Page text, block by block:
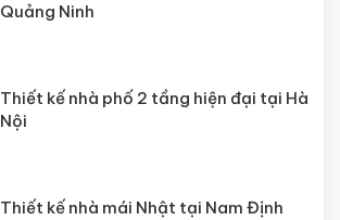
Quảng Ninh
Thiết kế nhà phố 2 tầng hiện đại tại Hà
Nội
Thiết kế nhà mái Nhật tại Nam Định